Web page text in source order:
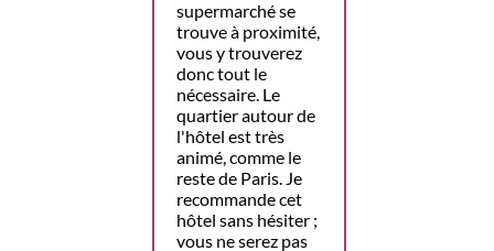
supermarché se
trouve à proximité,
vous y trouverez
donc tout le
nécessaire. Le
quartier autour de
l'hôtel est très
animé, comme le
reste de Paris. Je
recommande cet
hôtel sans hésiter ;
vous ne serez pas